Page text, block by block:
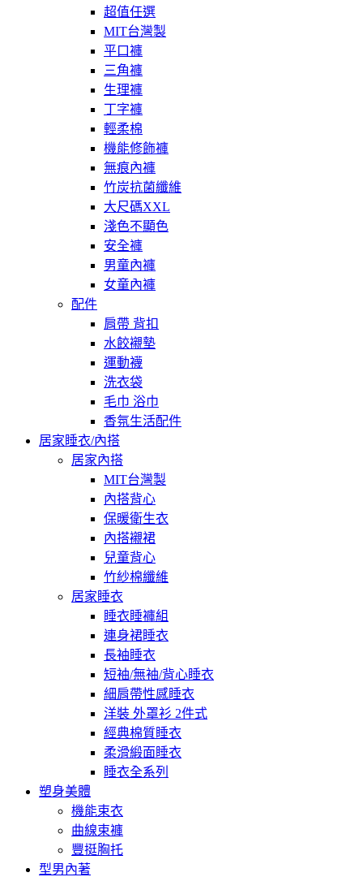
超值任選
MIT台灣製
平口褲
三角褲
生理褲
丁字褲
輕柔棉
機能修飾褲
無痕內褲
竹炭抗菌纖維
大尺碼XXL
淺色不顯色
安全褲
男童內褲
女童內褲
配件
肩帶 背扣
水餃襯墊
運動襪
洗衣袋
毛巾 浴巾
香氛生活配件
居家睡衣/內搭
居家內搭
MIT台灣製
內搭背心
保暖衛生衣
內搭襯裙
兒童背心
竹紗棉纖維
居家睡衣
睡衣睡褲組
連身裙睡衣
長袖睡衣
短袖/無袖/背心睡衣
細肩帶性感睡衣
洋裝 外罩衫 2件式
經典棉質睡衣
柔滑緞面睡衣
睡衣全系列
塑身美體
機能束衣
曲線束褲
豐挺胸托
型男內著